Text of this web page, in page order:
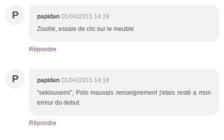
P papidan 01/04/2015 14:19
Zouille, essaie de clic sur le meuble
Répondre
P papidan 01/04/2015 14:18
"sekiousemi", Polo mauvais renseignement j'etais resté a mon
erreur du debut
Répondre